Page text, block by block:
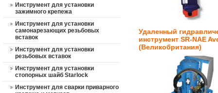
Удаленный
инструмент SR-NAE
(Великобритания)
Инструмент для установки
зажимного крепежа
Инструмент для установки
самонарезающих резьбовых
вставок
Инструмент для установки
резьбовых вставок
Инструмент для установки
стопорных шайб Starlock
Инструмент для сварки приварного